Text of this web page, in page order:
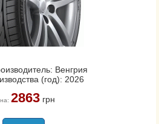
Венгрия
(год): 2026
2863грн